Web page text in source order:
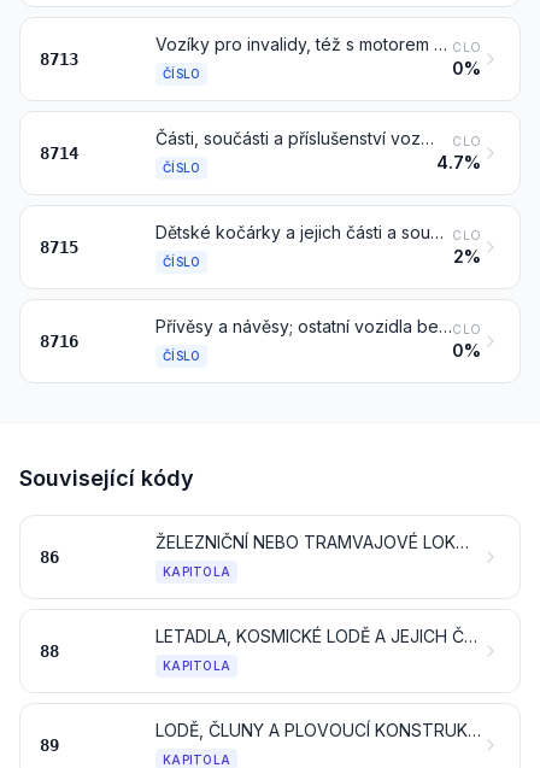
8713
Vozíky pro invalidy, též s motorem nebo jiným mechanickým pohonným zařízením
ČÍSLO
CLO
0%
8714
Části, součásti a příslušenství vozidel čísel 8711 až 8713
ČÍSLO
CLO
4.7%
8715
Dětské kočárky a jejich části a součásti
ČÍSLO
CLO
2%
8716
Přívěsy a návěsy; ostatní vozidla bez mechanického pohonu; jejich části a součásti
ČÍSLO
CLO
0%
Související kódy
86
ŽELEZNIČNÍ NEBO TRAMVAJOVÉ LOKOMOTIVY, KOLEJOVÁ VOZIDLA A JEJICH ČÁSTI A SOUČÁSTI; KOLEJOVÝ SVRŠKOVÝ UPEVŇOVACÍ MATERIÁL A UPEVŇOVACÍ ZAŘÍZENÍ A JEJICH ČÁSTI A SOUČÁSTI; MECHANICKÁ (VČETNĚ ELEKTROMECHANICKÝCH) DOPRAVNÍ SIGNALIZAČNÍ ZAŘÍZENÍ VŠEHO DRUHU
KAPITOLA
88
LETADLA, KOSMICKÉ LODĚ A JEJICH ČÁSTI A SOUČÁSTI
KAPITOLA
89
LODĚ, ČLUNY A PLOVOUCÍ KONSTRUKCE
KAPITOLA